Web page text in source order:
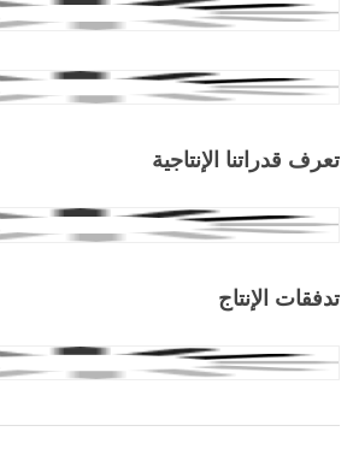
تعرف قدراتنا الإنتاجية
تدفقات الإنتاج